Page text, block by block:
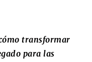
transformar
para las